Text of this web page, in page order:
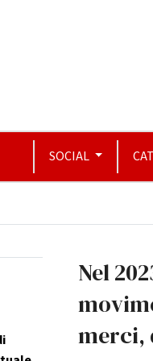
SOCIAL
Nel
merci,